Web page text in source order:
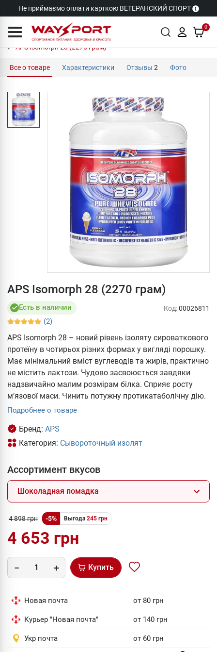
Не приймаємо оплати карткою ВЕТЕРАНСКИЙ СПОРТ
0
APS Isomorph 28 (2270 грам)
Все о товаре Характеристики Отзывы 2 Фото
APS Isomorph 28 (2270 грам)
Есть в наличии
(2)
Код:00026811
APS Isomorph 28 – новий рівень ізоляту сироваткового
протеїну в чотирьох різних формах у вигляді порошку.
Має мінімальний вміст вуглеводів та жирів, практично
не містить лактози. Чудово засвоюється завдяки
надзвичайно малим розмірам білка. Сприяє росту
м’язової маси. Чинить потужну протикатаболічну дію.
Подробнее о товаре
Бренд: APS
Категория: Сывороточный изолят
Ассортимент вкусов
Шоколадная помадка
4 898 грн -5% Выгода 245 грн
4 653 грн
Купить
Новая почта от 80 грн
Курьер "Новая почта" от 140 грн
Укр почта от 60 грн